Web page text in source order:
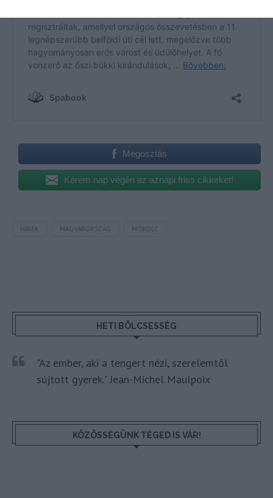
Megosztás
Kérem nap végén az aznapi friss cikkeket!
HÍREK MAGYARORSZÁG MISKOLC
HETI BÖLCSESSÉG
"Az ember, aki a tengert nézi, szerelemtől
sújtott gyerek." Jean-Michel Maulpoix
KÖZÖSSÉGÜNK TÉGED IS VÁR!